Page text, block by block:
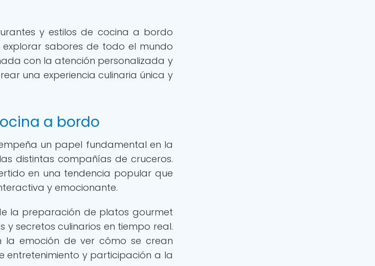
y estilos de cocina a bordo
sabores de todo el mundo
con la atención personalizada y
una experiencia culinaria única y
a bordo
un papel fundamental en la
distintas compañías de cruceros.
en una tendencia popular que
y emocionante.
la preparación de platos gourmet
secretos culinarios en tiempo real.
la emoción de ver cómo se crean
entretenimiento y participación a la